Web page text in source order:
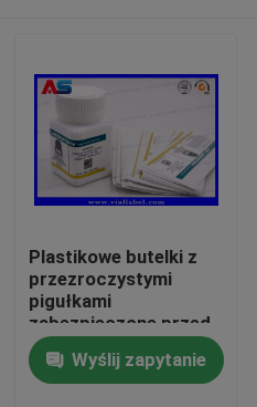
Dom
Produkty
Plastikowe butelki z
przezroczystymi
pigułkami
zabezpieczone przed
dziećmi Mocny klej
Wodoodporny do
tabletek doustnych
Wyślij zapytanie